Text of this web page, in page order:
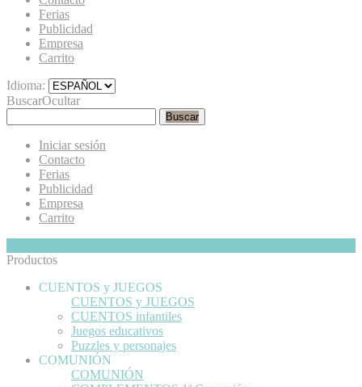
Ferias
Publicidad
Empresa
Carrito
Idioma:
BuscarOcultar
Buscar
Iniciar sesión
Contacto
Ferias
Publicidad
Empresa
Carrito
Productos
CUENTOS y JUEGOS
CUENTOS y JUEGOS
CUENTOS infantiles
Juegos educativos
Puzzles y personajes
COMUNIÓN
COMUNIÓN